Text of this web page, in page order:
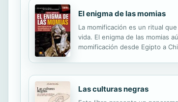
El enigma de las momias
La momificación es un ritual
vida. El enigma de las momias
momificación desde Egipto a
Las culturas negras